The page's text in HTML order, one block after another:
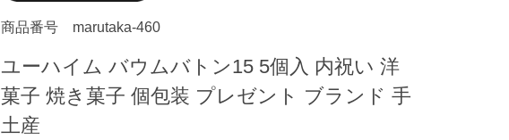
商品番号 marutaka-460
ユーハイム バウムバトン15 5個入 内祝い 洋
菓子 焼き菓子 個包装 プレゼント ブランド 手
土産